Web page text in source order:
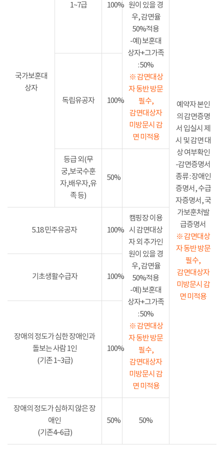
국가보훈대
상자
1~7급 100% 원이 있을 경
우, 감면율
50%적용
-예) 보훈대
상자+그가족
: 50%
※ 감면대상
자 동반 방문
필수,
감면대상자
미방문시 감
면 미적용
예약자 본인
의 감면증명
서 입실시 제
시 및 감면 대
상 여부확인
-감면증명서
종류 : 장애인
증명서, 수급
자증명서, 국
가보훈처발
급증명서
※ 감면대상
자 동반 방문
필수,
감면대상자
미방문시 감
면 미적용
독립유공자 100%
등급 외(무
궁,보국수훈
자,배우자,유
족 등)
50%
5.18 민주유공자 100%
캠핑장 이용
시 감면대상
자 외 추가인
원이 있을 경
우, 감면율
50%적용
-예) 보훈대
상자+그가족
: 50%
※ 감면대상
자 동반 방문
필수,
감면대상자
미방문시 감
면 미적용
기초생활수급자 100%
장애의 정도가 심한 장애인과
돌보는 사람 1인
(기존 1~3급)
100%
장애의 정도가 심하지 않은 장
애인
(기존4~6급)
50% 50%